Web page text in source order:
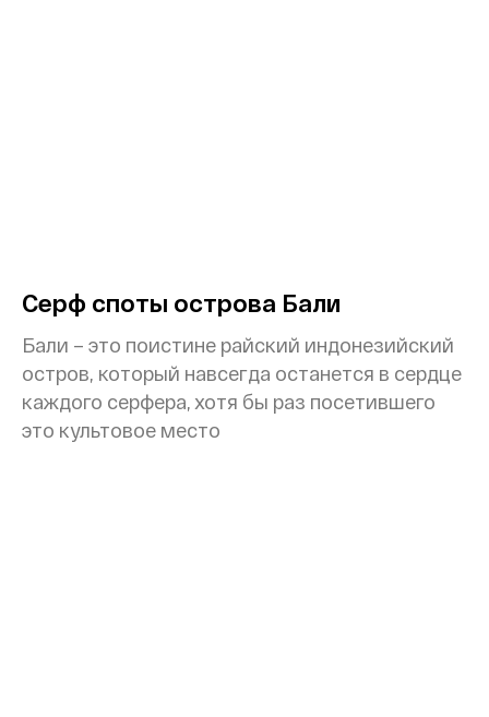
Серф споты острова Бали
Бали – это поистине райский индонезийский
остров, который навсегда останется в сердце
каждого серфера, хотя бы раз посетившего
это культовое место